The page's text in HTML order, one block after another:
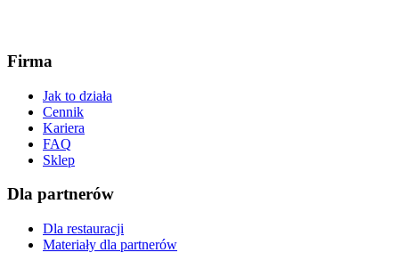
Firma
Jak to działa
Cennik
Kariera
FAQ
Sklep
Dla partnerów
Dla restauracji
Materiały dla partnerów